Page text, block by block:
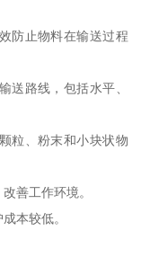
防止物料在输送过程
送路线，包括水平、
粒、粉末和小块状物
善工作环境。
本较低。